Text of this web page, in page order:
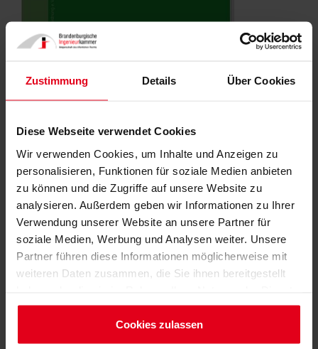
Zustimmung Details Über Cookies
Diese Webseite verwendet Cookies
Wir verwenden Cookies, um Inhalte und Anzeigen zu
personalisieren, Funktionen für soziale Medien anbieten
zu können und die Zugriffe auf unsere Website zu
analysieren. Außerdem geben wir Informationen zu Ihrer
Verwendung unserer Website an unsere Partner für
soziale Medien, Werbung und Analysen weiter. Unsere
Partner führen diese Informationen möglicherweise mit
weiteren Daten zusammen, die Sie ihnen bereitgestellt
gesammelt haben.
Datenschutzerklärung
Cookies zulassen
©AHO